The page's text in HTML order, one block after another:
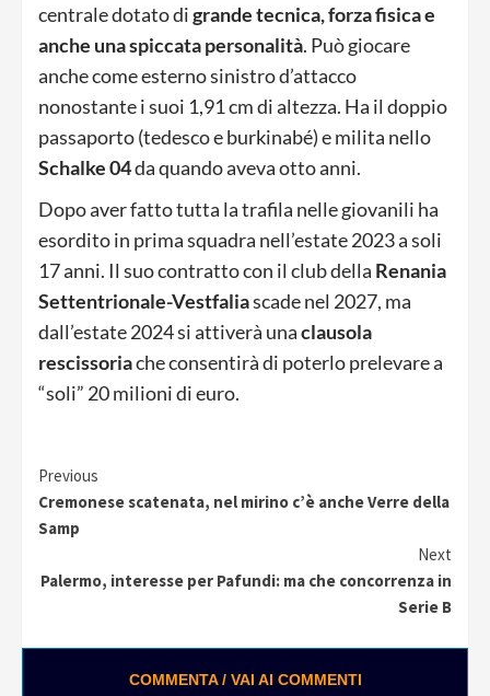
centrale dotato digrande tecnica, forza fisica e
anche una spiccata personalità. Può giocare
anche come esterno sinistro d’attacco
nonostante i suoi 1,91 cm di altezza. Ha il doppio
passaporto (tedesco e burkinabé) e milita nello
Schalke 04da quando aveva otto anni.
Dopo aver fatto tutta la trafila nelle giovanili ha
esordito in prima squadra nell’estate 2023 a soli
17 anni. Il suo contratto con il club della Renania
Settentrionale-Vestfaliascade nel 2027, ma
dall’estate 2024 si attiverà unaclausola
rescissoriache consentirà di poterlo prelevare a
“soli” 20 milioni di euro.
Continue
Reading
Previous
Cremonese scatenata, nel mirino c’è anche Verre della
Samp
Next
Palermo, interesse per Pafundi: ma che concorrenza in
Serie B
COMMENTA / VAI AI COMMENTI